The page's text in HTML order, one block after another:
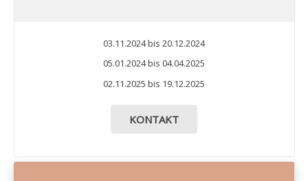
03.11.2024 bis 20.12.2024
05.01.2024 bis 04.04.2025
02.11.2025 bis 19.12.2025
KONTAKT